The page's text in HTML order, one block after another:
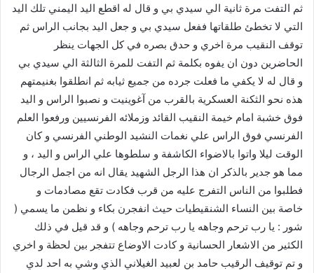
ثم التفت مرة ثانية الي سيدي بي و قال له اقطع اليد اليمني تلك اليد
التي لا تخطئ طلقاتها ففعل سيدي بي و جعل اليد بجانب الراس ثم
توقف النقيب مرة اخري و حدق بصره في كل الجهات ينظر
الحاضرين دون ان يفوه بكلمة ثم التفت للمرة الثالثة الي سيدي بي
و قال له لا يكفي ما فعلت جرده من جميع ثيابه ثم انطلقوا بغنيمتهم
هذه نحو الثكنة العسكرية بالقرب من آغوينيت و نصبوا الراس و اليد
فوق خشبة امام خيمة النقيب القائد وزملائه الفرنسيين ورفعوا العلم
الفرنسي فوق الراس علي نغمات النشيد الوطني الفرنسي و كان
الوقت ليلا واتوا بالاضواء الكاشفة و سلطوها علي الراس و اليد ، و
مما هو جدير بالذكر ان هذا الرجل الشهيد يقال انه من اجمل الرجال
فطلبوا من الناس التفرج عليه من قرب فكادت تقع مصادمات و
خاصة بين النساء الشنقيطيات حيث انفجرن بكاء و نظمن ما يسمي (
شور : يا رب ترحم وجاهه يا رب ترحم وجاهه ) و قد قيل في ذلك
الكثير من الاشعار الحسانية و كادت الاوضاع تتفجر بين لحظة و اخري
و تم توقيف الرقيب حامد بن لعبيد الغيلاني الذي وشي به احد لدي